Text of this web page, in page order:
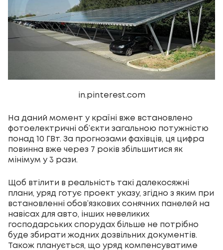
in.pinterest.com
На даний момент у країні вже встановлено
фотоелектричні об’єкти загальною потужністю
понад 10 ГВт. За прогнозами фахівців, ця цифра
повинна вже через 7 років збільшитися як
мінімум у 3 рази.
Щоб втілити в реальність такі далекосяжні
плани, уряд готує проект указу, згідно з яким при
встановленні обов’язкових сонячних панелей на
навісах для авто, інших невеликих
господарських спорудах більше не потрібно
буде збирати жодних дозвільних документів.
Також планується, що уряд компенсуватиме